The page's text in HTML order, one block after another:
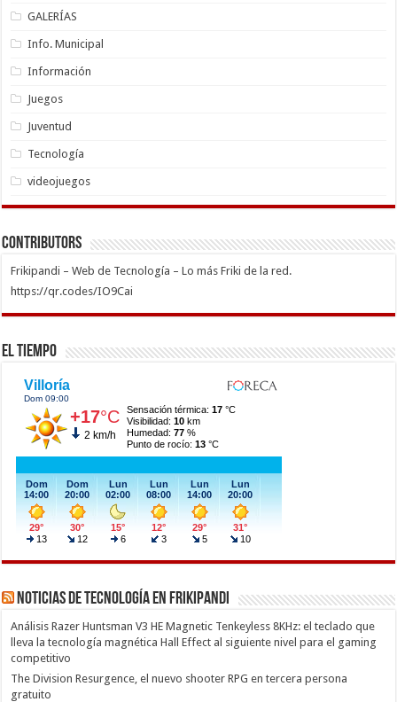
GALERÍAS
Info. Municipal
Información
Juegos
Juventud
Tecnología
videojuegos
Contributors
Frikipandi – Web de Tecnología – Lo más Friki de la red.
https://qr.codes/IO9Cai
El Tiempo
Noticias de Tecnología en Frikipandi
Análisis Razer Huntsman V3 HE Magnetic Tenkeyless 8KHz: el teclado que
lleva la tecnología magnética Hall Effect al siguiente nivel para el gaming
competitivo
The Division Resurgence, el nuevo shooter RPG en tercera persona
gratuito